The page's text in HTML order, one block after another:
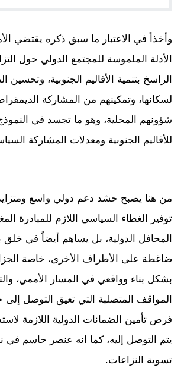
وأخذاً في الاعتبار ما سبق ذكره يقتضي
الأدلة الملموسة للمجتمع الدولي حول
الراسخ بتنمية الأقاليم الجنوبية،
لسكانها، وتمكينهم من المشاركة
شؤونهم المحلية، وهو ما تجسد في
للأقاليم الجنوبية ومعدلات المشاركة
من هنا يصبح حشد دعم دولي واسع
توفير الغطاء السياسي اللازم للمبادرة
المحافل الدولية، بل يساهم أيضاً في خلق
ضاغطة على الأطراف الأخرى، خاصة
بشكل بناء وواقعي في المسار الأممي،
المواقف المتصلبة التي تعيق التوصل
فرص تأمين الضمانات الدولية اللازمة
يتم التوصل إليه، كما انه عنصر حاسم في
تسوية النزاعات.